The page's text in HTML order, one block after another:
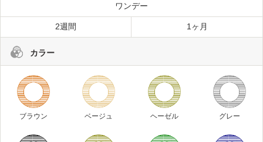
ワンデー
2週間 1ヶ月
カラー
ブラウン ベージュ ヘーゼル グレー